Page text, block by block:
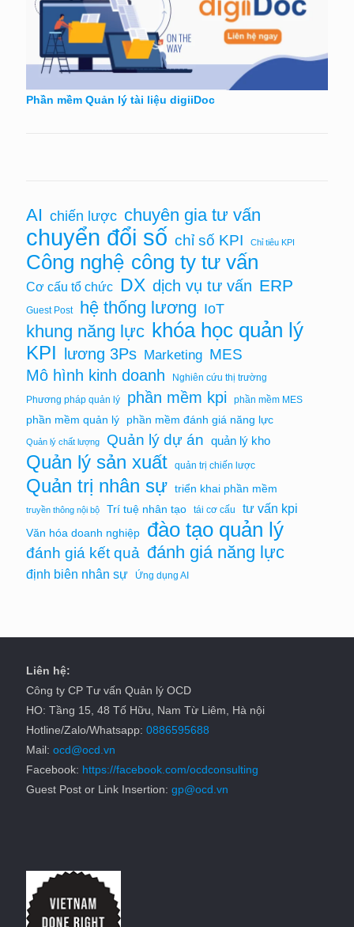
Phần mềm Quản lý tài liệu digiiDoc
AI chiến lược chuyên gia tư vấn
chuyển đổi số chỉ số KPI Chỉ tiêu KPI
Công nghệ công ty tư vấn
Cơ cấu tổ chức DX dịch vụ tư vấn ERP
Guest Post hệ thống lương IoT
khung năng lực khóa học quản lý
KPI lương 3Ps Marketing MES
Mô hình kinh doanh
Nghiên cứu thị trường
Phương pháp quản lý
phần mềm kpi phần mềm MES
phần mềm quản lý phần mềm đánh giá năng lực
Quản lý chất lượng Quản lý dự án quản lý kho
Quản lý sản xuất quản trị chiến lược
Quản trị nhân sự triển khai phần mềm
truyền thông nội bộ Trí tuệ nhân tạo tái cơ cấu tư vấn kpi
Văn hóa doanh nghiệp đào tạo quản lý
đánh giá kết quả đánh giá năng lực
định biên nhân sự Ứng dụng AI
Liên hệ:
Công ty CP Tư vấn Quản lý OCD
HO: Tầng 15, 48 Tố Hữu, Nam Từ Liêm, Hà nội
Hotline/Zalo/Whatsapp: 0886595688
Mail: ocd@ocd.vn
Facebook: https://facebook.com/ocdconsulting
Guest Post or Link Insertion: gp@ocd.vn